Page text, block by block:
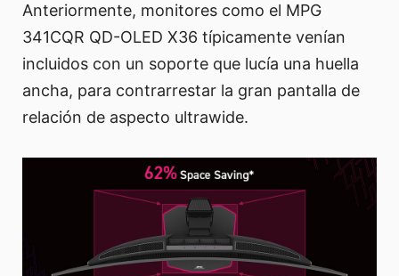
Anteriormente, monitores como el MPG
341CQR QD-OLED X36 típicamente venían
incluidos con un soporte que lucía una huella
ancha, para contrarrestar la gran pantalla de
relación de aspecto ultrawide.